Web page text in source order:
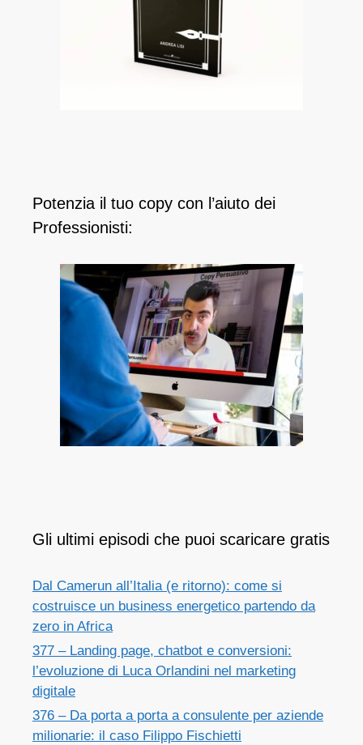
Potenzia il tuo copy con l’aiuto dei
Professionisti:
Gli ultimi episodi che puoi scaricare gratis
Dal Camerun all’Italia (e ritorno): come si
costruisce un business energetico partendo da
zero in Africa
377 – Landing page, chatbot e conversioni:
l’evoluzione di Luca Orlandini nel marketing
digitale
376 – Da porta a porta a consulente per aziende
milionarie: il caso Filippo Fischietti